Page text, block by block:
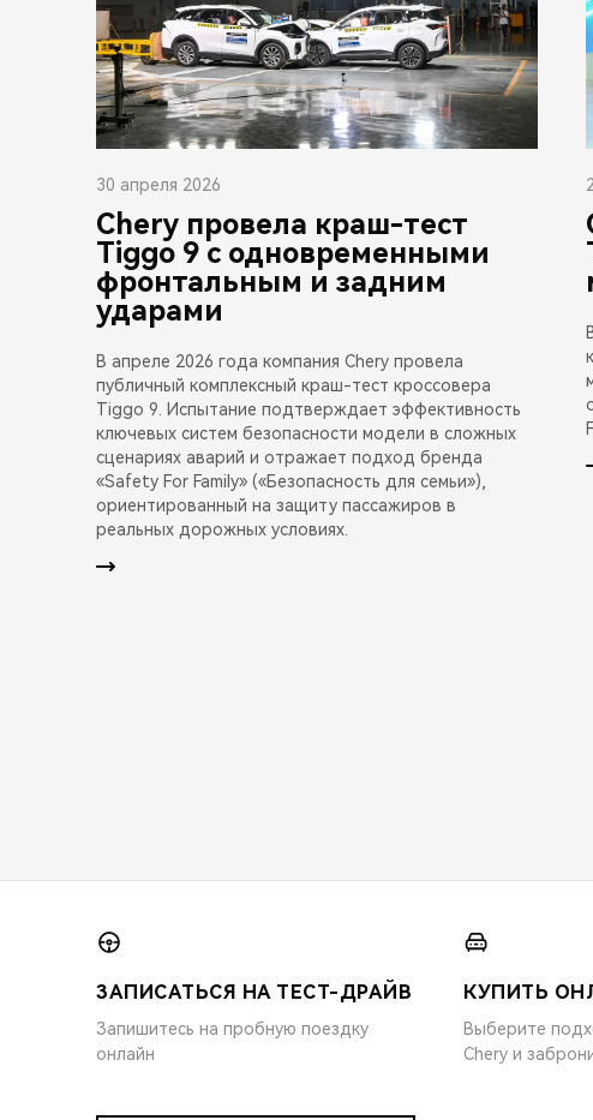
30 апреля 2026
Chery провела краш-тест
Tiggo 9 с одновременными
фронтальным и задним
ударами
В апреле 2026 года компания Chery провела
публичный комплексный краш-тест кроссовера
Tiggo 9. Испытание подтверждает эффективность
ключевых систем безопасности модели в сложных
сценариях аварий и отражает подход бренда
«Safety For Family» («Безопасность для семьи»),
ориентированный на защиту пассажиров в
реальных дорожных условиях.
ЗАПИСАТЬСЯ НА ТЕСТ-ДРАЙВ
Запишитесь на пробную поездку
онлайн
КУПИТЬ
Выберите
Chery и